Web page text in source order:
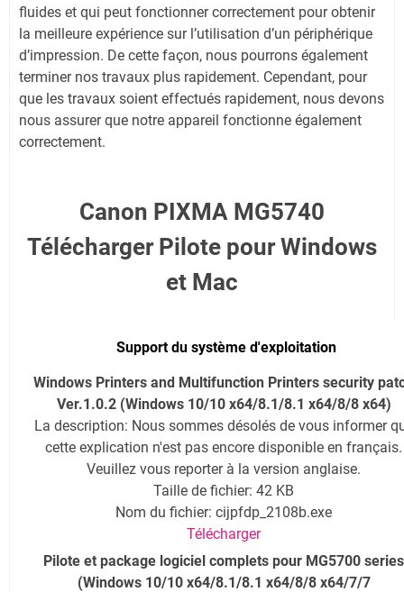
fluides et qui peut fonctionner correctement pour obtenir
la meilleure expérience sur l’utilisation d’un périphérique
d’impression. De cette façon, nous pourrons également
terminer nos travaux plus rapidement. Cependant, pour
que les travaux soient effectués rapidement, nous devons
nous assurer que notre appareil fonctionne également
correctement.
Canon PIXMA MG5740
Télécharger Pilote pour Windows
et Mac
Support du système d'exploitation
Windows Printers and Multifunction Printers security
Ver.1.0.2 (Windows 10/10 x64/8.1/8.1 x64/8/8 x64)
La description: Nous sommes désolés de vous informer
cette explication n'est pas encore disponible en français.
Veuillez vous reporter à la version anglaise.
Taille de fichier: 42 KB
Nom du fichier: cijpfdp_2108b.exe
Télécharger
Pilote et package logiciel complets pour MG5700 series
(Windows 10/10 x64/8.1/8.1 x64/8/8 x64/7/7